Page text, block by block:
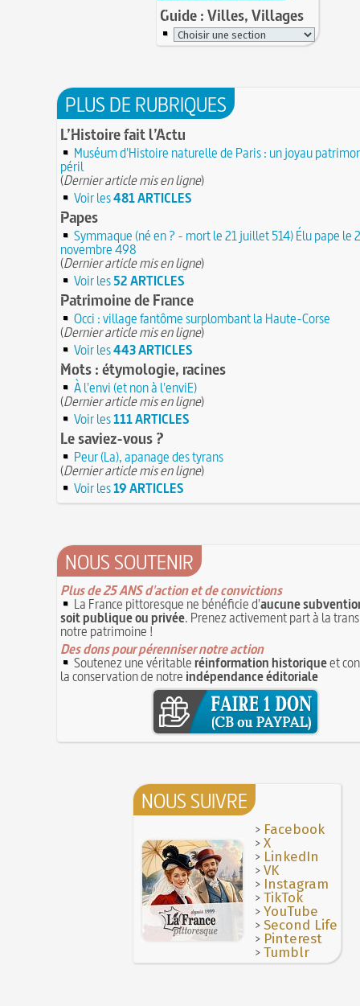
Guide : Villes, Villages
PLUS DE RUBRIQUES
L’Histoire fait l’Actu
Muséum d'Histoire naturelle de Paris : un joyau
péril
(Dernier article mis en ligne)
Voir les481 ARTICLES
Papes
Symmaque (né en ? - mort le 21 juillet 514) Élu pape le
novembre 498
(Dernier article mis en ligne)
Voir les52 ARTICLES
Patrimoine de France
Occi : village fantôme surplombant la Haute-Corse
(Dernier article mis en ligne)
Voir les443 ARTICLES
Mots : étymologie, racines
À l'envi (et non à l'enviE)
(Dernier article mis en ligne)
Voir les111 ARTICLES
Le saviez-vous ?
Peur (La), apanage des tyrans
(Dernier article mis en ligne)
Voir les19 ARTICLES
NOUS SOUTENIR
Plus de 25 ANS d'action et de convictions
La France pittoresque ne bénéficie d'aucune
soit publique ou privée. Prenez activement part à la
notre patrimoine !
Des dons pour pérenniser notre action
Soutenez une véritableréinformation historiqueet
la conservation de notre indépendance éditoriale
NOUS SUIVRE
> Facebook
>X
> LinkedIn
>VK
> Instagram
>TikTok
>YouTube
>Second Life
> Pinterest
>Tumblr